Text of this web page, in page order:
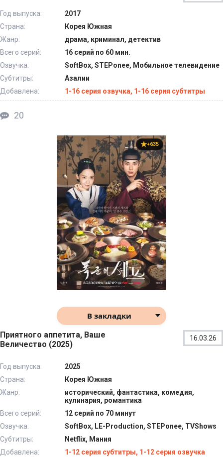
Год выпуска:
2017
Страна:
Корея Южная
Жанр:
драма, криминал, детектив
Всего серий:
16 серий по 60 мин.
Озвучка:
SoftBox, STEPonee, Мобильное телевидение
Субтитры:
Азалии
Добавлена:
1-16 серия озвучка, 1-16 серия субтитры
20
+635
В закладки
Приятного аппетита, Ваше
Величество (2025)
16.03.26
Год выпуска:
2025
Страна:
Корея Южная
Жанр:
исторический, фантастика, комедия,
кулинария, романтика
Всего серий:
12 серий по 70 минут
Озвучка:
SoftBox, LE-Production, STEPonee, TVShows
Субтитры:
Netflix, Мания
Добавлена:
1-12 серия субтитры, 1-12 серия озвучка